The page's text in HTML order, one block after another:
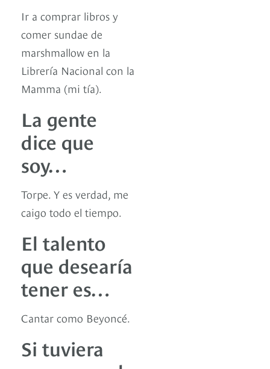
Ir a comprar libros y
comer sundae de
marshmallow en la
Librería Nacional con la
Mamma (mi tía).
La gente
dice que
soy…
Torpe. Y es verdad, me
caigo todo el tiempo.
El talento
que desearía
tener es…
Cantar como Beyoncé.
Si tuviera